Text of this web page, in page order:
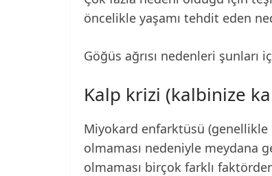
öncelikle yaşamı tehdit eden
Göğüs ağrısı nedenleri şunları
Kalp krizi (kalbinize
Miyokard enfarktüsü (genellikle
olmaması nedeniyle meydana
olmaması birçok farklı